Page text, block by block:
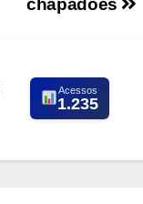
chapadões
Acessos
1.235